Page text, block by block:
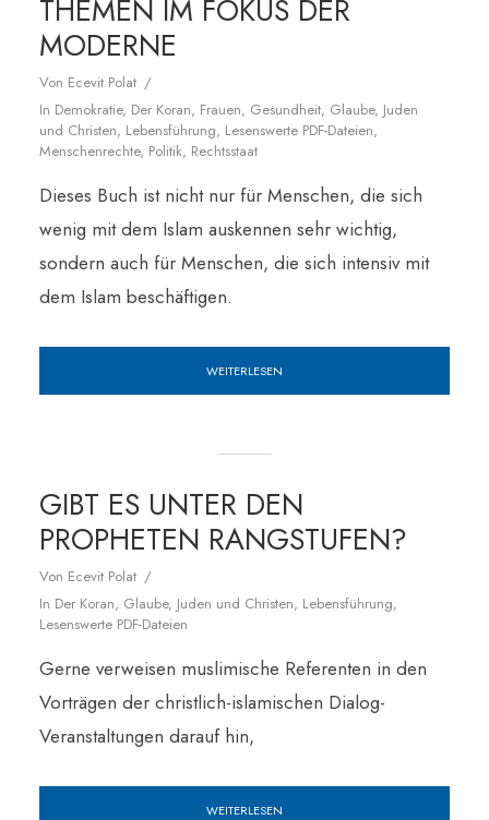
THEMEN IM FOKUS DER
MODERNE
Von Ecevit Polat
In Demokratie, Der Koran, Frauen, Gesundheit, Glaube, Juden
und Christen, Lebensführung, Lesenswerte PDF-Dateien,
Menschenrechte, Politik, Rechtsstaat
Dieses Buch ist nicht nur für Menschen, die sich
wenig mit dem Islam auskennen sehr wichtig,
sondern auch für Menschen, die sich intensiv mit
dem Islam beschäftigen.
WEITERLESEN
GIBT ES UNTER DEN
PROPHETEN RANGSTUFEN?
Von Ecevit Polat
In Der Koran, Glaube, Juden und Christen, Lebensführung,
Lesenswerte PDF-Dateien
Gerne verweisen muslimische Referenten in den
Vorträgen der christlich-islamischen Dialog-
Veranstaltungen darauf hin,
WEITERLESEN